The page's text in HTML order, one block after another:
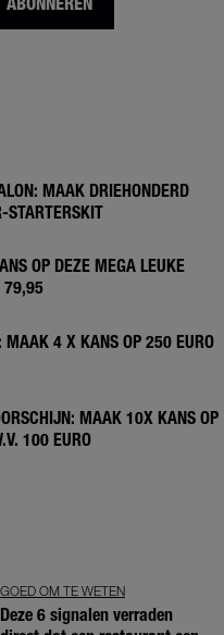
MAAK DRIEHONDERD
STARTERSKIT
OP DEZE MEGA LEUKE
79,95
MAAK 4 X KANS OP 250 EURO
MAAK 10X KANS OP
100 EURO
GOED OM TE WETEN
Deze 6 signalen verraden